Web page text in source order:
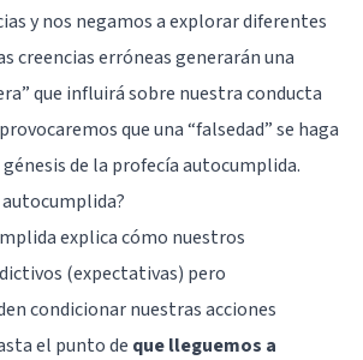
y nos negamos a explorar diferentes
creencias erróneas generarán una
que influirá sobre nuestra conducta
que una “falsedad” se haga
de la profecía autocumplida.
autocumplida?
explica cómo nuestros
(expectativas) pero
condicionar nuestras acciones
el punto de que lleguemos a